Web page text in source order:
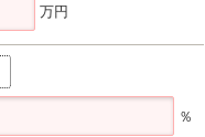
万円
％